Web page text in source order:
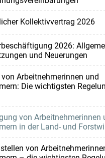
Kollektivvertrag 2026
2026:
und Neuerungen
Arbeitnehmerinnen und
Die wichtigsten
von Arbeitnehmerinnen
in der Land- und
von